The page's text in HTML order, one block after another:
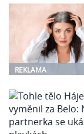
REKLAMA